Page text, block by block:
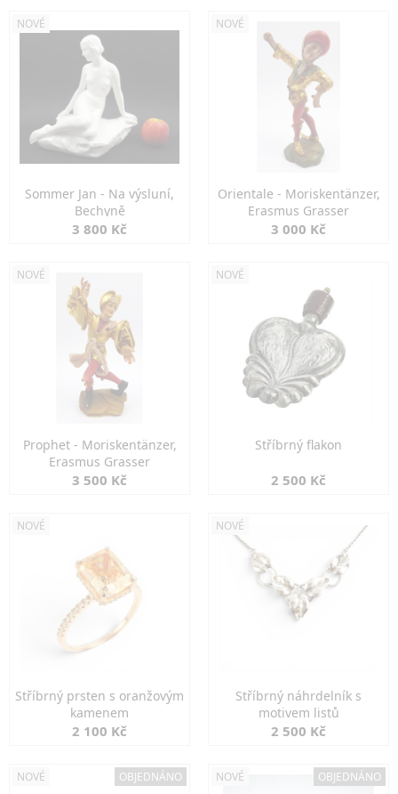
NOVÉ
Sommer Jan - Na výsluní,
Bechyně
3 800 Kč
NOVÉ
Orientale - Moriskentänzer,
Erasmus Grasser
3 000 Kč
NOVÉ
Prophet - Moriskentänzer,
Erasmus Grasser
3 500 Kč
NOVÉ
Stříbrný flakon
2 500 Kč
NOVÉ
Stříbrný prsten s oranžovým
kamenem
2 100 Kč
NOVÉ
Stříbrný náhrdelník s
motivem listů
2 500 Kč
NOVÉ OBJEDNÁNO NOVÉ OBJEDNÁNO